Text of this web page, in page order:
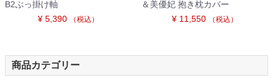
B2ぶっ掛け軸
¥ 5,390
（税込）
＆美優妃 抱き枕カバー
¥ 11,550
（税込）
商品カテゴリー